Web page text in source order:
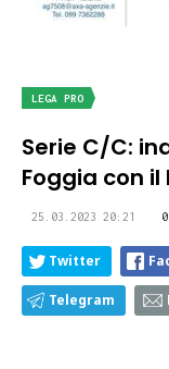
LEGA PRO
Serie C/C:
Foggia con
25.03.2023 20:21 0
Twitter
Telegram